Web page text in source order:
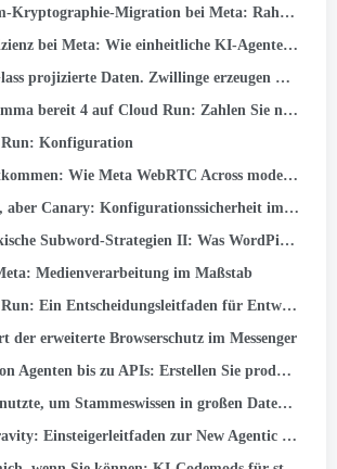
Migration bei Meta: Rahmen, Unterricht, und Imbissbuden
Wie einheitliche KI-Agenten die Leistung bei Hyperscale optimieren
projizierte Daten. Zwillinge erzeugen Realität
4 auf Cloud Run: Zahlen Sie nur, wenn Sie es tatsächlich nutzen
Run: Konfiguration
Wie Meta WebRTC Across modernisierte 50+ Anwendungsfälle
Canary: Konfigurationssicherheit im großen Maßstab
Strategien II: Was WordPiece aus der türkischen Morphologie lernt
Medienverarbeitung im Maßstab
Ein Entscheidungsleitfaden für Entwickler
der erweiterte Browserschutz im Messenger
zu APIs: Erstellen Sie produktionsbereite KI-Systeme mit Google ADK & FastAPI
um Stammeswissen in großen Datenpipelines abzubilden
zur New Agentic IDE (Schritt für Schritt + Echter Anwendungsfall)